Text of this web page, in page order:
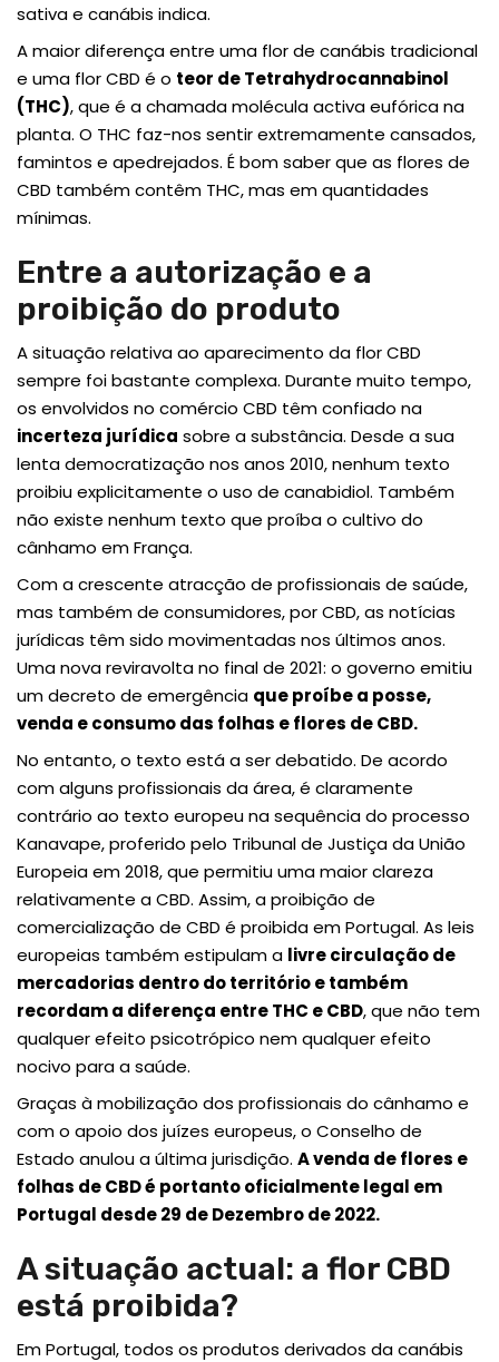
sativa e canábis indica.
A maior diferença entre uma flor de canábis tradicional
e uma flor CBD é o teor de Tetrahydrocannabinol
(THC), que é a chamada molécula activa eufórica na
planta. O THC faz-nos sentir extremamente cansados,
famintos e apedrejados. É bom saber que as flores de
CBD também contêm THC, mas em quantidades
mínimas.
Entre a autorização e a
proibição do produto
A situação relativa ao aparecimento da flor CBD
sempre foi bastante complexa. Durante muito tempo,
os envolvidos no comércio CBD têm confiado na
incerteza jurídica sobre a substância. Desde a sua
lenta democratização nos anos 2010, nenhum texto
proibiu explicitamente o uso de canabidiol. Também
não existe nenhum texto que proíba o cultivo do
cânhamo em França.
Com a crescente atracção de profissionais de saúde,
mas também de consumidores, por CBD, as notícias
jurídicas têm sido movimentadas nos últimos anos.
Uma nova reviravolta no final de 2021: o governo emitiu
um decreto de emergência que proíbe a posse,
venda e consumo das folhas e flores de CBD.
No entanto, o texto está a ser debatido. De acordo
com alguns profissionais da área, é claramente
contrário ao texto europeu na sequência do processo
Kanavape, proferido pelo Tribunal de Justiça da União
Europeia em 2018, que permitiu uma maior clareza
relativamente a CBD. Assim, a proibição de
comercialização de CBD é proibida em Portugal. As leis
europeias também estipulam a livre circulação de
mercadorias dentro do território e também
recordam a diferença entre THC e CBD, que não tem
qualquer efeito psicotrópico nem qualquer efeito
nocivo para a saúde.
Graças à mobilização dos profissionais do cânhamo e
com o apoio dos juízes europeus, o Conselho de
Estado anulou a última jurisdição. A venda de flores e
folhas de CBD é portanto oficialmente legal em
Portugal desde 29 de Dezembro de 2022.
A situação actual: a flor CBD
está proibida?
Em Portugal, todos os produtos derivados da canábis